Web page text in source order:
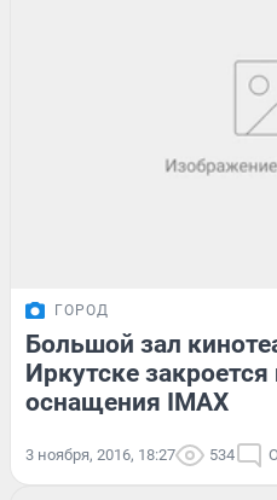
ГОРОД
Большой зал
Иркутске
оснащения IMAX
3 ноября, 2016, 18:27 534